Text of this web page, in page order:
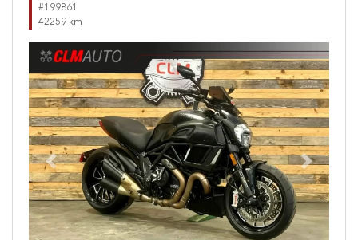
#199861
42259 km
Previous Next